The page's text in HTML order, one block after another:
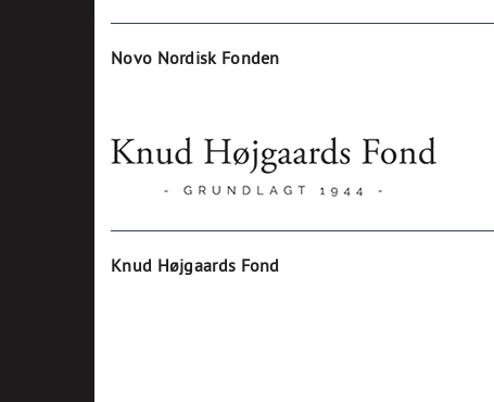
Novo Nordisk Fonden
Knud Højgaards Fond